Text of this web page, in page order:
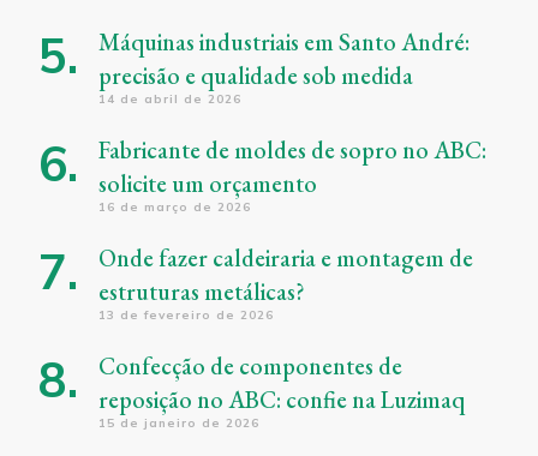
Máquinas industriais em Santo André:
precisão e qualidade sob medida
14 de abril de 2026
Fabricante de moldes de sopro no ABC:
solicite um orçamento
16 de março de 2026
Onde fazer caldeiraria e montagem de
estruturas metálicas?
13 de fevereiro de 2026
Confecção de componentes de
reposição no ABC: confie na Luzimaq
15 de janeiro de 2026